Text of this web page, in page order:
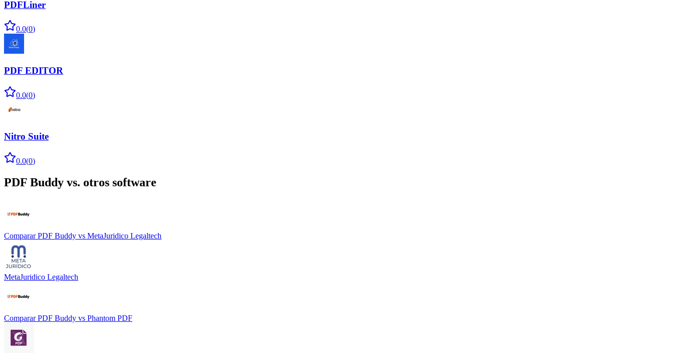
PDFLiner
0.0(0)
PDF EDITOR
0.0(0)
Nitro Suite
0.0(0)
PDF Buddy vs. otros software
Comparar PDF Buddy vs MetaJuridico Legaltech
MetaJuridico Legaltech
Comparar PDF Buddy vs Phantom PDF